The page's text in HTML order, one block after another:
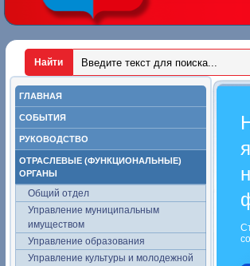
ГЛАВНАЯ
СОБЫТИЯ
РУКОВОДСТВО
ОТРАСЛЕВЫЕ (ФУНКЦИОНАЛЬНЫЕ)
ОРГАНЫ
Общий отдел
Управление муниципальным
имуществом
Управление образования
Управление культуры и молодежной